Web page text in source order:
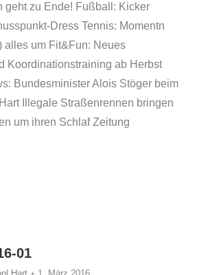
geht zu Ende! Fußball: Kicker
Dress Tennis: Momentn
alles um Fit&Fun: Neues
Koordinationstraining ab Herbst
Bundesminister Alois Stöger beim
Illegale Straßenrennen bringen
um ihren Schlaf Zeitung
01